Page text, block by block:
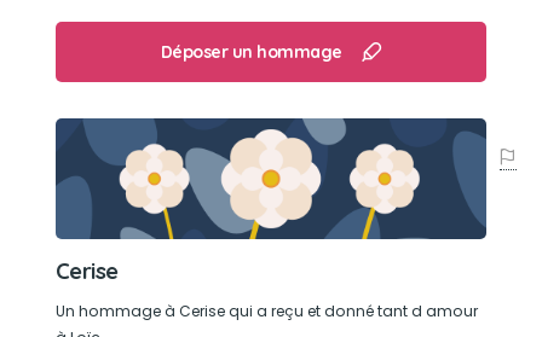
Son jouet préféré
Son loisir préféré
Etre aux cotés de son papa, son panier c'était
sa "religion"
Déposer un hommage
Cerise
Un hommage à Cerise qui a reçu et donné tant d amour